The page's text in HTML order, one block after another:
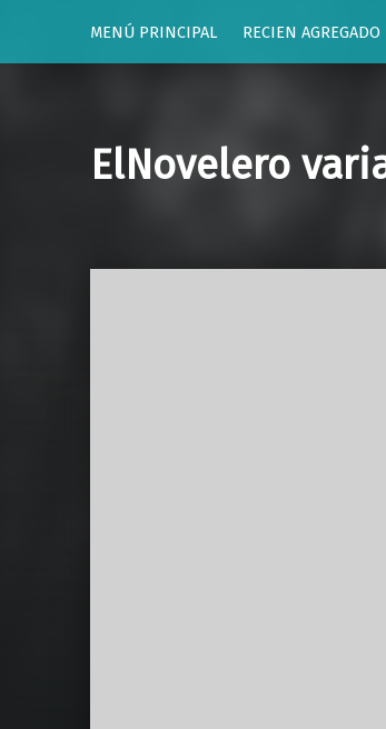
MENÚ PRINCIPAL
RECIEN AGREGADO
ElNovelero